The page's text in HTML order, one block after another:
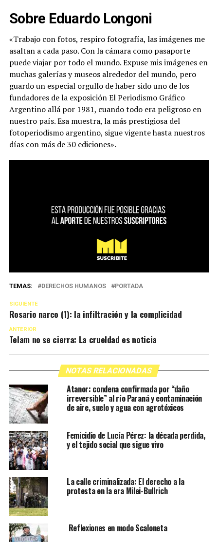
Sobre Eduardo Longoni
«Trabajo con fotos, respiro fotografía, las imágenes me
asaltan a cada paso. Con la cámara como pasaporte
puede viajar por todo el mundo. Expuse mis imágenes en
muchas galerías y museos alrededor del mundo, pero
guardo un especial orgullo de haber sido uno de los
fundadores de la exposición El Periodismo Gráfico
Argentino allá por 1981, cuando todo era peligroso en
nuestro país. Esa muestra, la más prestigiosa del
fotoperiodismo argentino, sigue vigente hasta nuestros
días con más de 30 ediciones».
TEMAS: DERECHOS HUMANOS PORTADA
SIGUIENTE
Rosario narco (1): la infiltración y la complicidad
ANTERIOR
Telam no se cierra: La crueldad es noticia
NOTAS RELACIONADAS
Atanor: condena confirmada por “daño
irreversible” al río Paraná y contaminación
de aire, suelo y agua con agrotóxicos
Femicidio de Lucía Pérez: la década perdida,
y el tejido social que sigue vivo
La calle criminalizada: El derecho a la
protesta en la era Milei-Bullrich
Reflexiones en modo Scaloneta